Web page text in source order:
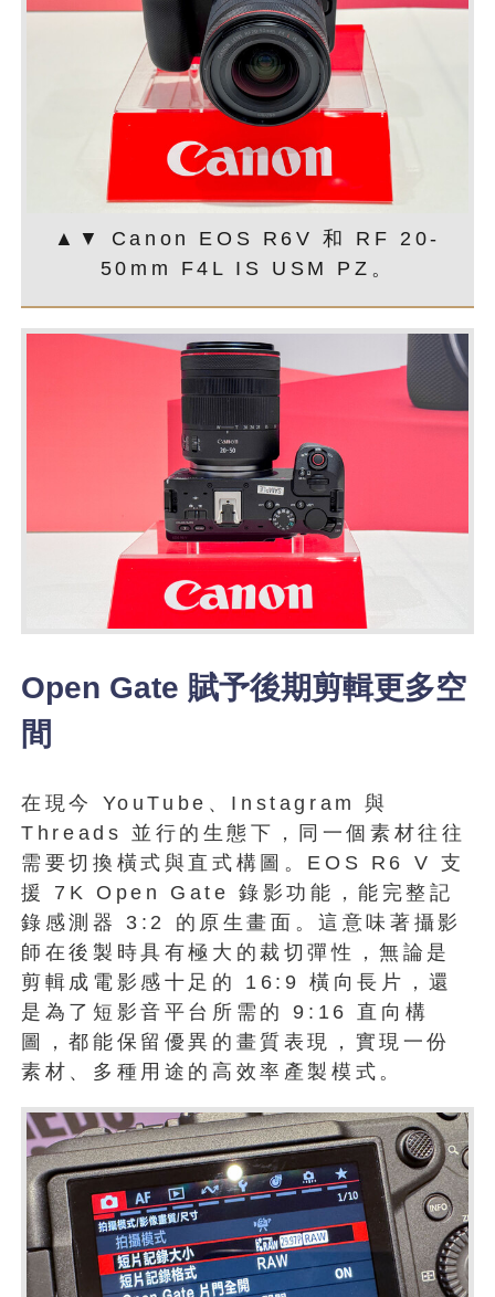
▲▼ Canon EOS R6V 和 RF 20-
50mm F4L IS USM PZ。
Open Gate 賦予後期剪輯更多空
間
在現今 YouTube、Instagram 與
Threads 並行的生態下，同一個素材往往
需要切換橫式與直式構圖。EOS R6 V 支
援 7K Open Gate 錄影功能，能完整記
錄感測器 3:2 的原生畫面。這意味著攝影
師在後製時具有極大的裁切彈性，無論是
剪輯成電影感十足的 16:9 橫向長片，還
是為了短影音平台所需的 9:16 直向構
圖，都能保留優異的畫質表現，實現一份
素材、多種用途的高效率產製模式。